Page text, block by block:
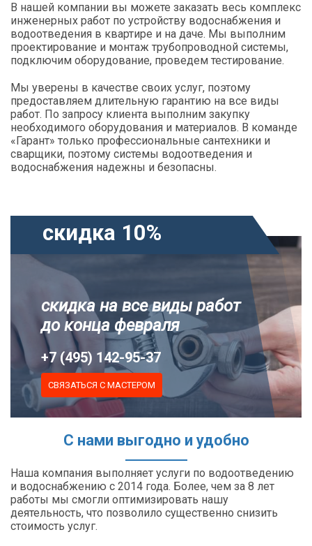
В нашей компании вы можете заказать весь комплекс
инженерных работ по устройству водоснабжения и
водоотведения в квартире и на даче. Мы выполним
проектирование и монтаж трубопроводной системы,
подключим оборудование, проведем тестирование.
Мы уверены в качестве своих услуг, поэтому
предоставляем длительную гарантию на все виды
работ. По запросу клиента выполним закупку
необходимого оборудования и материалов. В команде
«Гарант» только профессиональные сантехники и
сварщики, поэтому системы водоотведения и
водоснабжения надежны и безопасны.
скидка 10%
скидка на все виды работ
до конца февраля
+7 (495) 142-95-37
СВЯЗАТЬСЯ С МАСТЕРОМ
С нами выгодно и удобно
Наша компания выполняет услуги по водоотведению
и водоснабжению с 2014 года. Более, чем за 8 лет
работы мы смогли оптимизировать нашу
деятельность, что позволило существенно снизить
стоимость услуг.